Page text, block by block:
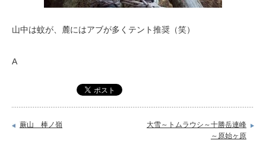
山中は蚊が、麓にはアブが多くテント推奨（笑）
A
蕨山 棒ノ嶺
大雪～トムラウシ～十勝岳連峰
～原始ヶ原